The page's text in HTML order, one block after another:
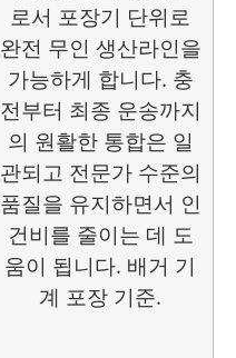
로서 포장기 단위로
완전 무인 생산라인을
가능하게 합니다. 충
전부터 최종 운송까지
의 원활한 통합은 일
관되고 전문가 수준의
품질을 유지하면서 인
건비를 줄이는 데 도
움이 됩니다. 배거 기
계 포장 기준.